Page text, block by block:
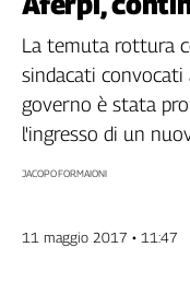
Filcams
Filctem
Fillea
Filt
Fiom
Fp
La temuta rottura
sindacati convocati
governo è stata
l'ingresso di un
JACOPO FORMAIONI
11 maggio 2017 • 11:47